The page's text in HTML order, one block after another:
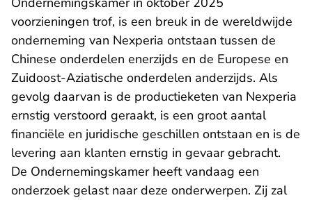
voorzieningen trof, is een breuk in de wereldwijde
onderneming van Nexperia ontstaan tussen de
Chinese onderdelen enerzijds en de Europese en
Zuidoost-Aziatische onderdelen anderzijds. Als
gevolg daarvan is de productieketen van Nexperia
ernstig verstoord geraakt, is een groot aantal
financiële en juridische geschillen ontstaan en is de
levering aan klanten ernstig in gevaar gebracht.
De Ondernemingskamer heeft vandaag een
onderzoek gelast naar deze onderwerpen. Zij zal